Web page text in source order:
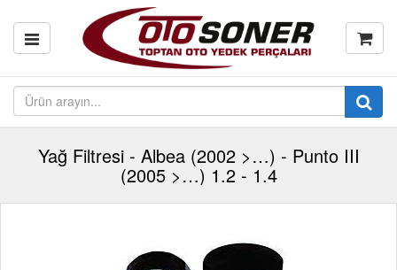
Yağ Filtresi - Albea (2002 >…) - Punto III
(2005 >…) 1.2 - 1.4